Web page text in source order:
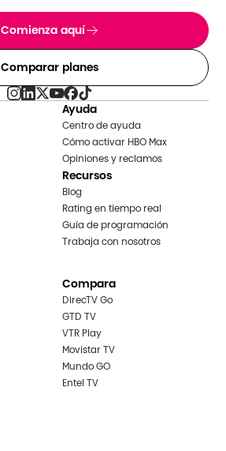
Comienza aquí
Comparar planes
Ayuda
Centro de ayuda
Cómo activar HBO Max
Opiniones y reclamos
Recursos
Blog
Rating en tiempo real
Guía de programación
Trabaja con nosotros
Compara
DirecTV Go
GTD TV
VTR Play
Movistar TV
Mundo GO
Entel TV